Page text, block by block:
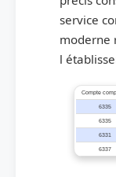
service
moderne
l
Compte
6335
6335
6331
6337